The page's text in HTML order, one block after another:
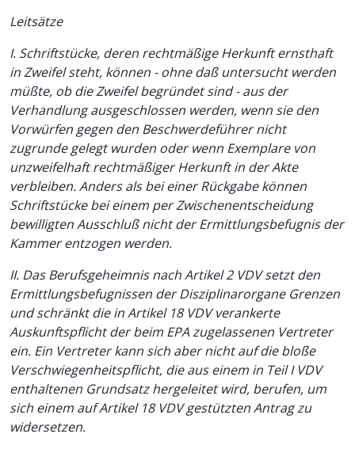
Leitsätze
I. Schriftstücke, deren rechtmäßige Herkunft ernsthaft
in Zweifel steht, können - ohne daß untersucht werden
müßte, ob die Zweifel begründet sind - aus der
Verhandlung ausgeschlossen werden, wenn sie den
Vorwürfen gegen den Beschwerdeführer nicht
zugrunde gelegt wurden oder wenn Exemplare von
unzweifelhaft rechtmäßiger Herkunft in der Akte
verbleiben. Anders als bei einer Rückgabe können
Schriftstücke bei einem per Zwischenentscheidung
bewilligten Ausschluß nicht der Ermittlungsbefugnis der
Kammer entzogen werden.
II. Das Berufsgeheimnis nachArtikel 2 VDVsetzt den
Ermittlungsbefugnissen der Disziplinarorgane Grenzen
und schränkt die inArtikel 18 VDVverankerte
Auskunftspflicht der beim EPA zugelassenen Vertreter
ein. Ein Vertreter kann sich aber nicht auf die bloße
Verschwiegenheitspflicht, die aus einem in Teil I VDV
enthaltenen Grundsatz hergeleitet wird, berufen, um
sich einem aufArtikel 18 VDVgestützten Antrag zu
widersetzen.